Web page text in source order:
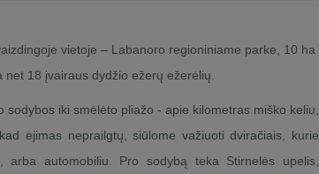
vietoje – Labanoro regioniniame parke, 10 ha
18 įvairaus dydžio ežerų ežerėlių.
iki smėlėto pliažo - apie kilometras miško keliu,
ėjimas neprailgtų, siūlome važiuoti dviračiais, kurie
arba automobiliu. Pro sodybą teka Stirnelės upelis,